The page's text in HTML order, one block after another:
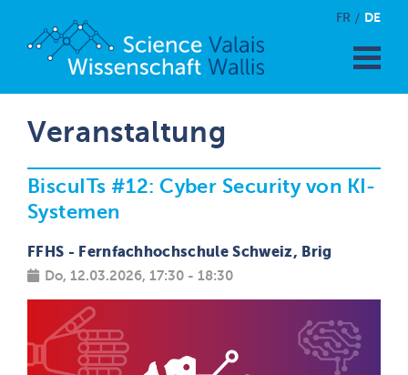
FR DE
Veranstaltung
BiscuITs #12: Cyber Security von KI-
Systemen
FFHS - Fernfachhochschule Schweiz, Brig
Do, 12.03.2026, 17:30 - 18:30